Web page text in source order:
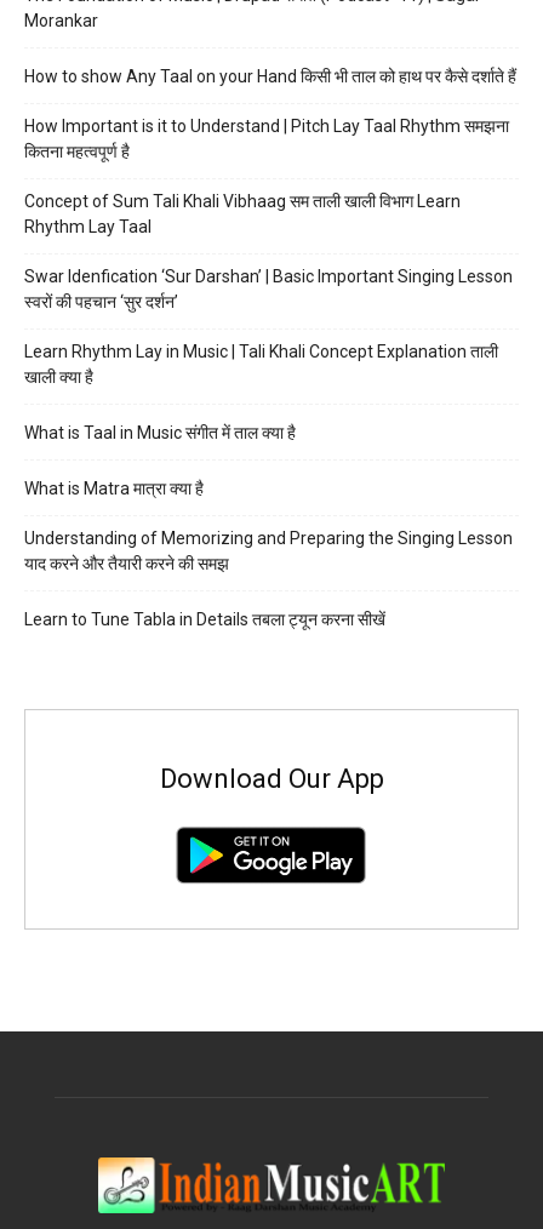
Morankar
How to show Any Taal on your Hand किसी भी ताल को हाथ पर कैसे दर्शाते हैं
How Important is it to Understand | Pitch Lay Taal Rhythm समझना
कितना महत्वपूर्ण है
Concept of Sum Tali Khali Vibhaag सम ताली खाली विभाग Learn
Rhythm Lay Taal
Swar Idenfication ‘Sur Darshan’ | Basic Important Singing Lesson
स्वरों की पहचान ‘सुर दर्शन’
Learn Rhythm Lay in Music | Tali Khali Concept Explanation ताली
खाली क्या है
What is Taal in Music संगीत में ताल क्या है
What is Matra मात्रा क्या है
Understanding of Memorizing and Preparing the Singing Lesson
याद करने और तैयारी करने की समझ
Learn to Tune Tabla in Details तबला ट्यून करना सीखें
Download Our App